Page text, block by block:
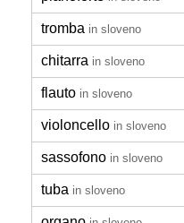
tromba in sloveno
chitarra in sloveno
flauto in sloveno
violoncello in sloveno
sassofono in sloveno
tuba in sloveno